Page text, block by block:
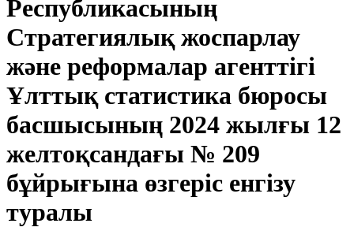
Республикасының
Стратегиялық жоспарлау
және реформалар агенттігі
Ұлттық статистика бюросы
басшысының 2024 жылғы 12
желтоқсандағы № 209
бұйрығына өзгеріс енгізу
туралы